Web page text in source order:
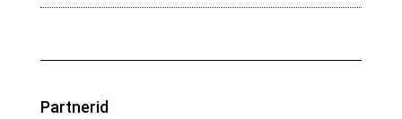
Partnerid